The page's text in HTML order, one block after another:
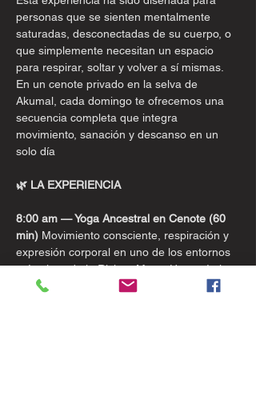
personas que se sienten mentalmente
saturadas, desconectadas de su cuerpo, o
que simplemente necesitan un espacio
para respirar, soltar y volver a sí mismas.
En un cenote privado en la selva de
Akumal, cada domingo te ofrecemos una
secuencia completa que integra
movimiento, sanación y descanso en un
solo día
🌿 LA EXPERIENCIA
8:00 am — Yoga Ancestral en Cenote (60
min) Movimiento consciente, respiración y
expresión corporal en uno de los entornos
más vivos de la Riviera Maya. Una práctica
para todos los niveles: para disfrutar,